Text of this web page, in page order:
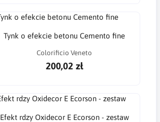
Tynk o efekcie betonu Cemento fine
Colorificio Veneto
200,02 zł
Efekt rdzy Oxidecor E Ecorson - zestaw